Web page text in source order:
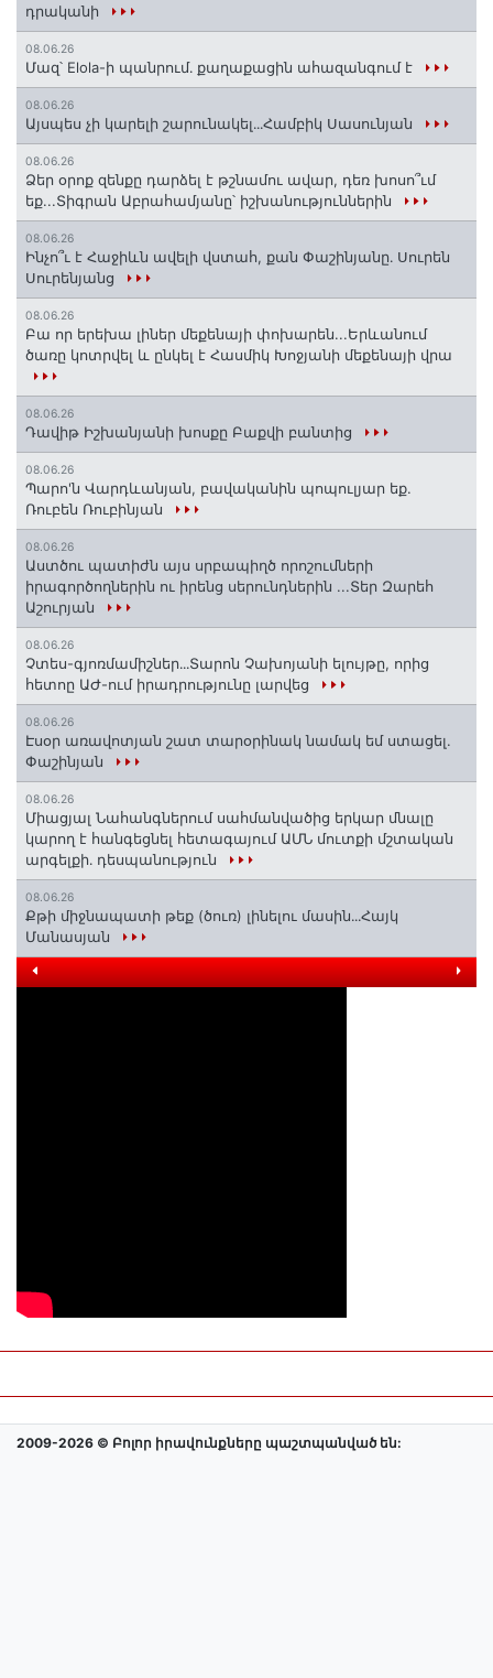
դրականի
08.06.26
Մազ՝ Elola-ի պանրում․ քաղաքացին ահազանգում է
08.06.26
Այսպես չի կարելի շարունակել․․․Համբիկ Սասունյան
08.06.26
Ձեր օրոք զենքը դարձել է թշնամու ավար, դեռ խոսո՞ւմ
եք...Տիգրան Աբրահամյանը՝ իշխանություններին
08.06.26
Ինչո՞ւ է Հաջիևն ավելի վստահ, քան Փաշինյանը․ Սուրեն
Սուրենյանց
08.06.26
Բա որ երեխա լիներ մեքենայի փոխարեն...Երևանում
ծառը կոտրվել և ընկել է Հասմիկ Խոջյանի մեքենայի վրա
08.06.26
Դավիթ Իշխանյանի խոսքը Բաքվի բանտից
08.06.26
Պարո'ն Վարդևանյան, բավականին պոպուլյար եք.
Ռուբեն Ռուբինյան
08.06.26
Աստծու պատիժն այս սրբապիղծ որոշումների
իրագործողներին ու իրենց սերունդներին ...Տեր Զարեհ
Աշուրյան
08.06.26
Չտես-գյոռմամիշներ․․․Տարոն Չախոյանի ելույթը, որից
հետոը ԱԺ-ում իրադրությունը լարվեց
08.06.26
Էսօր առավոտյան շատ տարօրինակ նամակ եմ ստացել.
Փաշինյան
08.06.26
Միացյալ Նահանգներում սահմանվածից երկար մնալը
կարող է հանգեցնել հետագայում ԱՄՆ մուտքի մշտական
արգելքի․ դեսպանություն
08.06.26
Քթի միջնապատի թեք (ծուռ) լինելու մասին․․․Հայկ
Մանասյան
2009-2026 © Բոլոր իրավունքները պաշտպանված են: